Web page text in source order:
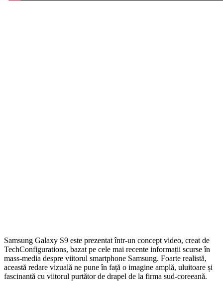
Samsung Galaxy S9 este prezentat într-un concept video, creat de
TechConfigurations, bazat pe cele mai recente informații scurse în
mass-media despre viitorul smartphone Samsung. Foarte realistă,
această redare vizuală ne pune în față o imagine amplă, uluitoare și
fascinantă cu viitorul purtător de drapel de la firma sud-coreeană.